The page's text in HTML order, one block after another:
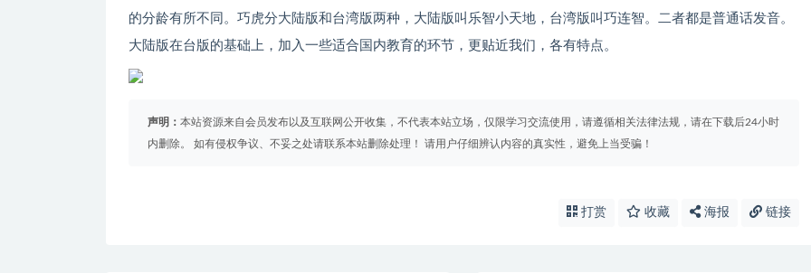
的分龄有所不同。巧虎分大陆版和台湾版两种，大陆版叫乐智小天地，台湾版叫巧连智。二者都是普通话发音。
大陆版在台版的基础上，加入一些适合国内教育的环节，更贴近我们，各有特点。
声明： 本站资源来自会员发布以及互联网公开收集，不代表本站立场，仅限学习交流使用，请遵循相关法律法规，请在下载后24小时
内删除。 如有侵权争议、不妥之处请联系本站删除处理！ 请用户仔细辨认内容的真实性，避免上当受骗！
打赏 收藏 海报 链接